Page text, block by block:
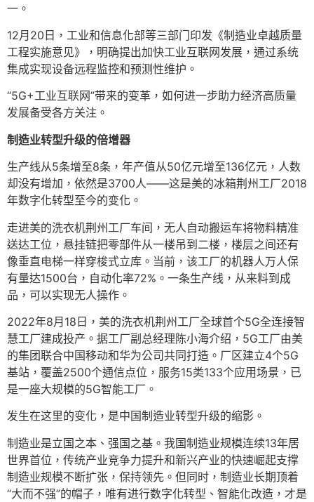
一。
12月20日，工业和信息化部等三部门印发《制造业卓越质量
工程实施意见》，明确提出加快工业互联网发展，通过系统
集成实现设备远程监控和预测性维护。
“5G+工业互联网”带来的变革，如何进一步助力经济高质量
发展备受各方关注。
制造业转型升级的倍增器
生产线从5条增至8条，年产值从50亿元增至136亿元，人数
却没有增加，依然是3700人——这是美的冰箱荆州工厂2018
年数字化转型至今的变化。
走进美的洗衣机荆州工厂车间，无人自动搬运车将物料精准
送达工位，悬挂链把零部件从一楼吊到二楼，楼层之间还有
像垂直电梯一样穿梭式立库。当前，该工厂的机器人万人保
有量达1500台，自动化率72%。一条生产线，从来料到成
品，可以实现无人操作。
2022年8月18日，美的洗衣机荆州工厂全球首个5G全连接智
慧工厂建成投产。据工厂副总经理陈小海介绍，5G工厂由美
的集团联合中国移动和华为公司共同打造。厂区建立4个5G
基站，覆盖2500个通信点位，服务15类133个应用场景，已
是一座大规模的5G智能工厂。
发生在这里的变化，是中国制造业转型升级的缩影。
制造业是立国之本、强国之基。我国制造业规模连续13年居
世界首位，传统产业竞争力提升和新兴产业的快速崛起支撑
制造业规模不断扩张，保持领先。但同时，制造业长期顶着
“大而不强”的帽子，唯有进行数字化转型、智能化改造，才是